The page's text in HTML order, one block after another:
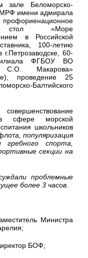
зале Беломорско-
имени адмирала
стол «Море
в Российской
100-летию
г.Петрозаводске, 60-
ФГБОУ ВО
Макарова»
проведение 25
Балтийского
совершенствование
в сфере морской
школьников
популяризация
гребного спорта,
секции на
проблемные
более 3 часов.
Министра
БОФ;